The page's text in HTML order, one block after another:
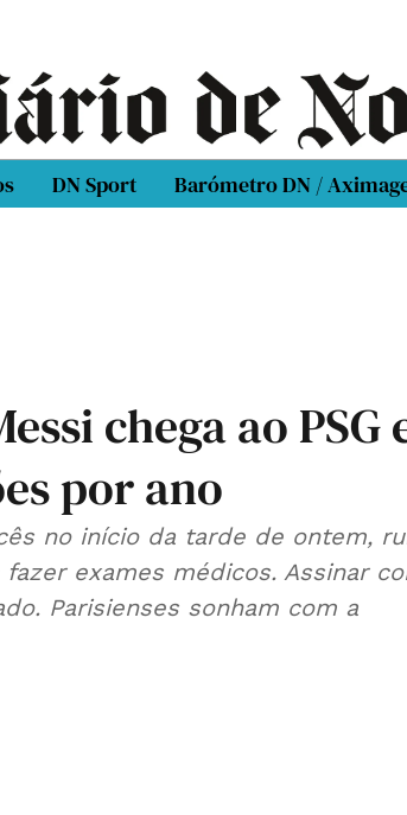
DN Sport Barómetro DN /
chega ao PSG
por ano
no início da tarde de ontem,
exames médicos. Assinar
Parisienses sonham com a